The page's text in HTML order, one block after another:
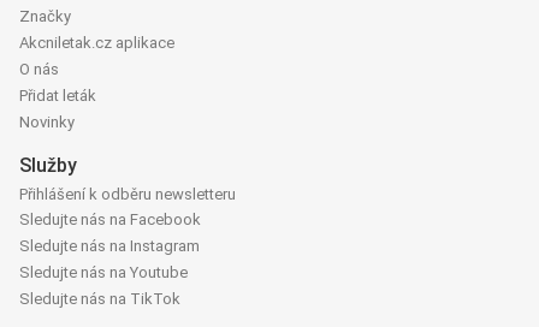
Značky
Akcniletak.cz aplikace
O nás
Přidat leták
Novinky
Služby
Přihlášení k odběru newsletteru
Sledujte nás na Facebook
Sledujte nás na Instagram
Sledujte nás na Youtube
Sledujte nás na TikTok